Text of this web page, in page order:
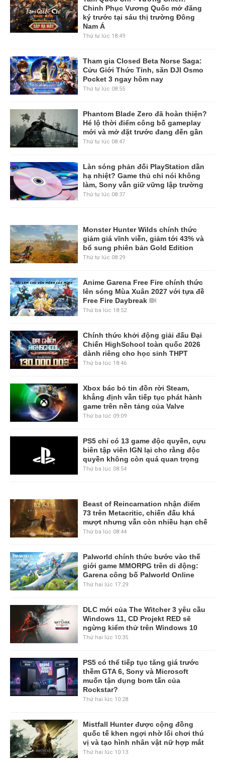
Chinh Phục Vương Quốc mở đăng
ký trước tại sáu thị trường Đông
Nam Á
Thứ tư lúc 18:49
Tham gia Closed Beta Norse Saga:
Cửu Giới Thức Tỉnh, săn DJI Osmo
Pocket 3 ngay hôm nay
Thứ tư lúc 08:55
Phantom Blade Zero đã hoàn thiện?
Hé lộ thời điểm công bố gameplay
mới và mở đặt trước đang đến gần
Thứ tư lúc 08:47
Làn sóng phản đối PlayStation dần
hạ nhiệt? Game thủ chỉ nói không
làm, Sony vẫn giữ vững lập trường
Thứ tư lúc 08:37
Monster Hunter Wilds chính thức
giảm giá vĩnh viễn, giảm tới 43% và
bổ sung phiên bản Gold Edition
Thứ tư lúc 08:29
Anime Garena Free Fire chính thức
lên sóng Mùa Xuân 2027 với tựa đề
Free Fire Daybreak
Thứ ba lúc 18:52
Chính thức khởi động giải đấu Đại
Chiến HighSchool toàn quốc 2026
dành riêng cho học sinh THPT
Thứ ba lúc 18:46
Xbox bác bỏ tin đồn rời Steam,
khẳng định vẫn tiếp tục phát hành
game trên nền tảng của Valve
Thứ ba lúc 09:09
PS5 chỉ có 13 game độc quyền, cựu
biên tập viên IGN lại cho rằng độc
quyền không còn quá quan trọng
Thứ ba lúc 08:54
Beast of Reincarnation nhận điểm
73 trên Metacritic, chiến đấu khá
mượt nhưng vẫn còn nhiều hạn chế
Thứ ba lúc 08:44
Palworld chính thức bước vào thế
giới game MMORPG trên di động:
Garena công bố Palworld Online
Thứ hai lúc 17:29
DLC mới của The Witcher 3 yêu cầu
Windows 11, CD Projekt RED sẽ
ngừng kiểm thử trên Windows 10
Thứ hai lúc 10:35
PS5 có thể tiếp tục tăng giá trước
thềm GTA 6, Sony và Microsoft
muốn tận dụng bom tấn của
Rockstar?
Thứ hai lúc 10:28
Mistfall Hunter được cộng đồng
quốc tế khen ngợi nhờ lối chơi thú
vị và tạo hình nhân vật nữ hợp mắt
Thứ hai lúc 10:13